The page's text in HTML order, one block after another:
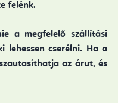
felénk.
a megfelelő szállítási
lehessen cserélni. Ha a
az árut, és